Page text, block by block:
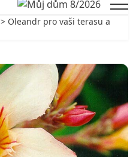
> Oleandr pro vaši terasu a